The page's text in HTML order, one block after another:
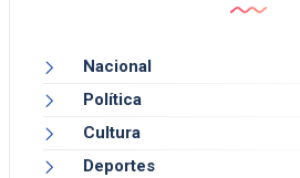
Nacional
Política
Cultura
Deportes